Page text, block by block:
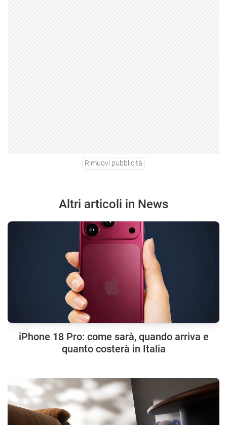
Rimuovi pubblicità
Altri articoli in News
iPhone 18 Pro: come sarà, quando arriva e
quanto costerà in Italia